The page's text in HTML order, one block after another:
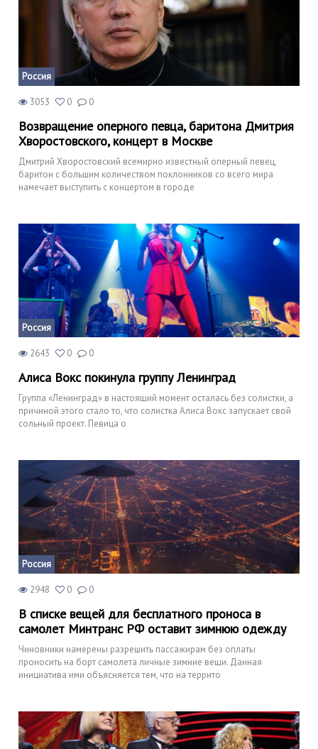
Россия
3053 0 0
Возвращение оперного певца, баритона Дмитрия
Хворостовского, концерт в Москве
Дмитрий Хворостовский всемирно известный оперный певец,
баритон с большим количеством поклонников со всего мира
намечает выступить с концертом в городе
Россия
2643 0 0
Алиса Вокс покинула группу Ленинград
Группа «Ленинград» в настоящий момент осталась без солистки, а
причиной этого стало то, что солистка Алиса Вокс запускает свой
сольный проект. Певица о
Россия
2948 0 0
В списке вещей для бесплатного проноса в
самолет Минтранс РФ оставит зимнюю одежду
Чиновники намерены разрешить пассажирам без оплаты
проносить на борт самолета личные зимние вещи. Данная
инициатива ими объясняется тем, что на террито